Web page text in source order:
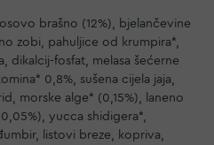
brašno (12%), bjelančevine
zobi, pahuljice od krumpira*,
dikalcij-fosfat, melasa šećerne
0,8%, sušena cijela jaja,
morske alge* (0,15%), laneno
yucca shidigera*,
listovi breze, kopriva,